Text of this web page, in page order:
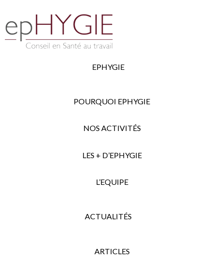
EPHYGIE
POURQUOI EPHYGIE
NOS ACTIVITÉS
LES + D’EPHYGIE
L’EQUIPE
ACTUALITÉS
ARTICLES